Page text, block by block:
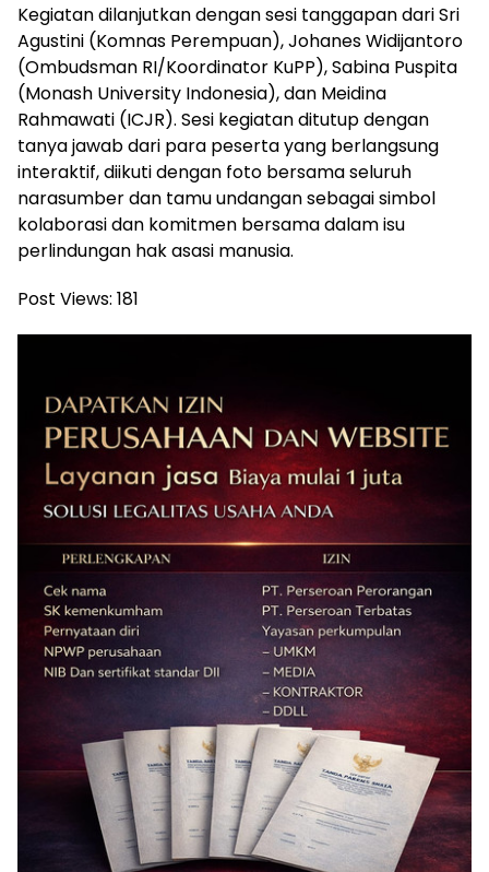
Kegiatan dilanjutkan dengan sesi tanggapan dari Sri
Agustini (Komnas Perempuan), Johanes Widijantoro
(Ombudsman RI/Koordinator KuPP), Sabina Puspita
(Monash University Indonesia), dan Meidina
Rahmawati (ICJR). Sesi kegiatan ditutup dengan
tanya jawab dari para peserta yang berlangsung
interaktif, diikuti dengan foto bersama seluruh
narasumber dan tamu undangan sebagai simbol
kolaborasi dan komitmen bersama dalam isu
perlindungan hak asasi manusia.
Post Views: 181